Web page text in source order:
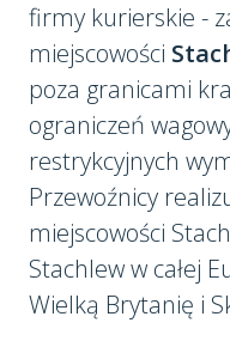
firmy kurierskie -
miejscowości
poza granicami
ograniczeń
restrykcyjnych
Przewoźnicy
miejscowości
Stachlew w całej
Wielką Brytanię i